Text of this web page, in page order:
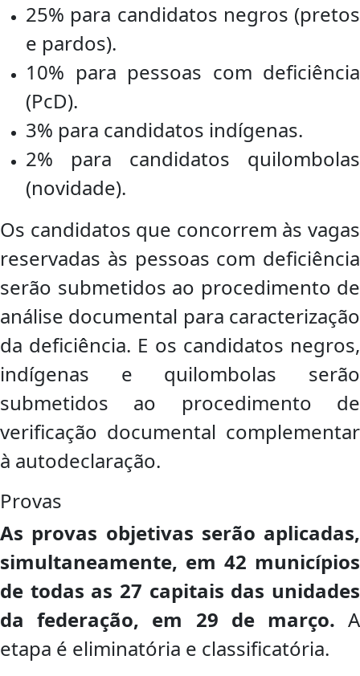
25% para candidatos negros (pretos
e pardos).
10% para pessoas com deficiência
(PcD).
3% para candidatos indígenas.
2% para candidatos quilombolas
(novidade).
Os candidatos que concorrem às vagas
reservadas às pessoas com deficiência
serão submetidos ao procedimento de
análise documental para caracterização
da deficiência. E os candidatos negros,
indígenas e quilombolas serão
submetidos ao procedimento de
verificação documental complementar
à autodeclaração.
Provas
As provas objetivas serão aplicadas,
simultaneamente, em 42 municípios
de todas as 27 capitais das unidades
da federação, em 29 de março. A
etapa é eliminatória e classificatória.